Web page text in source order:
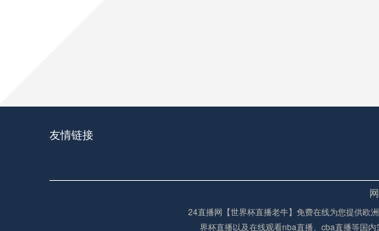
友情链接
24直播网【世界杯直播老牛】免费在线为您提供欧
界杯直播以及在线观看nba直播、cba直播等国